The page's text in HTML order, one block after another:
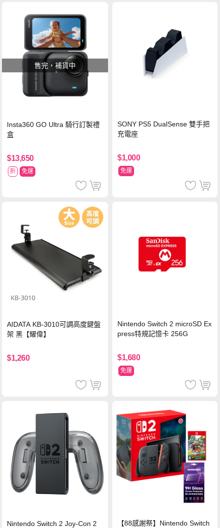
售完，補貨中
Insta360 GO Ultra 騎行訂製禮
盒
$13,650
折 免運
SONY PS5 DualSense 雙手把
充電座
$1,000
免運
AIDATA KB-3010可調高度鍵盤
架 黑【耀偉】
$1,260
Nintendo Switch 2 microSD Ex
press特規記憶卡 256G
$1,680
免運
Nintendo Switch 2 Joy-Con 2
【88感謝祭】Nintendo Switch